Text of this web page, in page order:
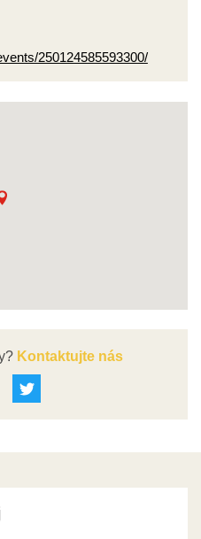
250124585593300/
Kontaktujte nás